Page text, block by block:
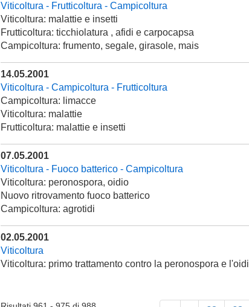
Viticoltura - Frutticoltura - Campicoltura
Viticoltura: malattie e insetti
Frutticoltura: ticchiolatura , afidi e carpocapsa
Campicoltura: frumento, segale, girasole, mais
14.05.2001
Viticoltura - Campicoltura - Frutticoltura
Campicoltura: limacce
Viticoltura: malattie
Frutticoltura: malattie e insetti
07.05.2001
Viticoltura - Fuoco batterico - Campicoltura
Viticoltura: peronospora, oidio
Nuovo ritrovamento fuoco batterico
Campicoltura: agrotidi
02.05.2001
Viticoltura
Viticoltura: primo trattamento contro la peronospora e